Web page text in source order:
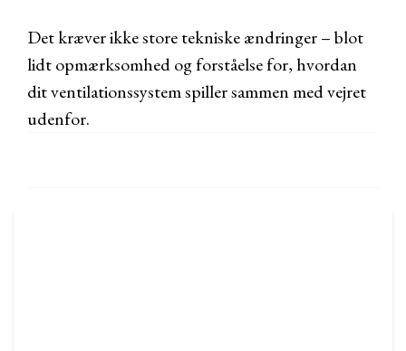
Det kræver ikke store tekniske ændringer – blot
lidt opmærksomhed og forståelse for, hvordan
dit ventilationssystem spiller sammen med vejret
udenfor.